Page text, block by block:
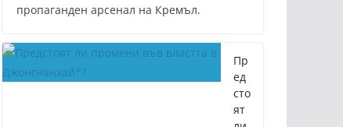
пропаганден арсенал на Кремъл.
Пр
ед
сто
ят